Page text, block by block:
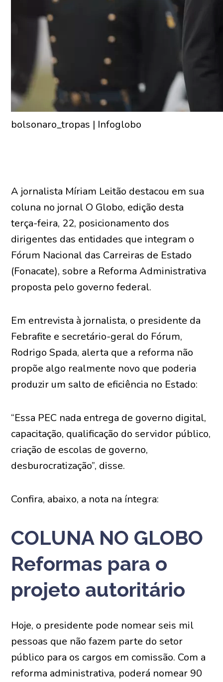
bolsonaro_tropas | Infoglobo
A jornalista Míriam Leitão destacou em sua
coluna no jornal O Globo, edição desta
terça-feira, 22, posicionamento dos
dirigentes das entidades que integram o
Fórum Nacional das Carreiras de Estado
(Fonacate), sobre a Reforma Administrativa
proposta pelo governo federal.
Em entrevista à jornalista, o presidente da
Febrafite e secretário-geral do Fórum,
Rodrigo Spada, alerta que a reforma não
propõe algo realmente novo que poderia
produzir um salto de eficiência no Estado:
“Essa PEC nada entrega de governo digital,
capacitação, qualificação do servidor público,
criação de escolas de governo,
desburocratização”, disse.
Confira, abaixo, a nota na íntegra:
COLUNA NO GLOBO
Reformas para o
projeto autoritário
Hoje, o presidente pode nomear seis mil
pessoas que não fazem parte do setor
público para os cargos em comissão. Com a
reforma administrativa, poderá nomear 90